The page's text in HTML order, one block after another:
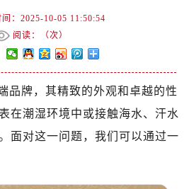
间：2025-10-05 11:50:54
阅读：（次）
品牌，其精致的外观和卓越的性
在潮湿环境中或接触海水、汗水
面对这一问题，我们可以通过一